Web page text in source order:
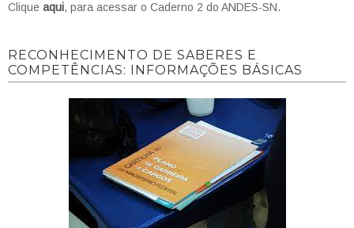
Clique aqui, para acessar o Caderno 2 do ANDES-SN.
RECONHECIMENTO DE SABERES E
COMPETÊNCIAS: INFORMAÇÕES BÁSICAS